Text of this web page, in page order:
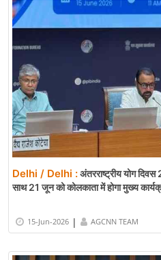
Delhi / Delhi :अंतरराष्ट्रीय योग
साथ 21 जून को कोलकाता में होगा मुख्य
15-Jun-2026 | AGCNN TEAM